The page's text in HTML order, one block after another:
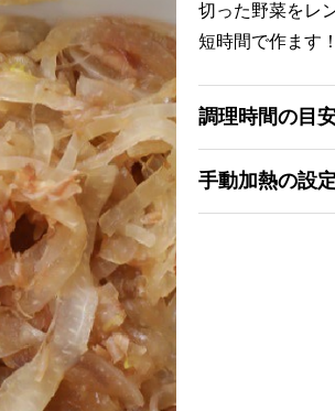
切った野菜をレ
短時間で作ます！
調理時間の目
手動加熱の設定